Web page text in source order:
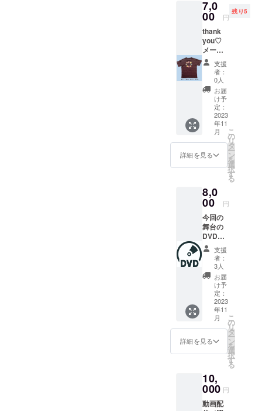
われる
場合が
ござい
ます。
また、
スマー
トフォ
ンやデ
ジタル
カメラ
などに
よる撮
影、及
び録音
は一切
たしま
す。 本
信プ
ラット
ホーム
「Vime
o」を使
用した
動画配
信とな
りま
す。必
ず推奨
環境に
て視聴
が可能
かご確
さい。
■動画視
ける推
奨環境
[スマー
トフォ
はかか
りませ
リター
ン内容
の権利
は主催
者が有
しま
す。動
画サイ
トなど
への無
断転
載・共
行った
場合、
われる
場合が
ござい
ます。
また、
スマー
トフォ
ンやデ
ジタル
カメラ
などに
よる撮
影、及
び録音
は一切
たしま
す。 本
信プ
ラット
ホーム
者のさ
さきあ
りさん
のサイ
ン入り
です！
判型・
ページ
数 ：
A5・
128ペー
ジ
ハード
カバー
＊この
「感動
ノン
リーズ
は、
から始
まった
小学校
中学年
の子ど
もを対
象とし
たノン
フィク
ション
のシ
リーズ
在まで
に30冊
ナップ
があり
ます。
内容
にご用
意いた
しま
す！ オ
プショ
ンから
ご希望
の公演
をお選
びくだ
さい お
子さま
(中学生
まで)の
場合は
おひと
りまで
ので、
必ず備
考欄に
お書き
添えく
ださ
い。 ま
た、お
子さま
お二人
以上や
大人の
お連れ
の方が
いらっ
しゃる
場合
は、1枚
1000円
で受け
でご支
7,0
00 円
残り5
thank
you♡
メール
希少ハ
ロー
ピース
アクト
オリジ
ナルT
シャツ
※サイズ
は（身
丈66
身巾
49 肩
巾44
19）
色は
イン
ディゴ
のみと
なりま
す
支援
者：
0人
お届
け予
定：
2023
年11
月
詳細を見る
こ
の
リ
タ
ー
ン
を
選
択
す
る
8,0
00 円
今回の
舞台の
DVDを
送りま
す 第11
回いと
しま8.6
平和劇
Made in
Dream
～平和
への想
いをつ
なぐ青
い目の
人形
ス」の
物語 8
月6日
(日)18:0
支援
者：
3人
お届
け予
定：
2023
年11
月
詳細を見る
こ
の
リ
タ
ー
ン
を
選
択
す
る
10,
000 円
動画配